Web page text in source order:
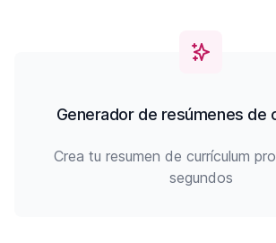
Generador de resúmenes de
Crea tu resumen de currículum
segundos